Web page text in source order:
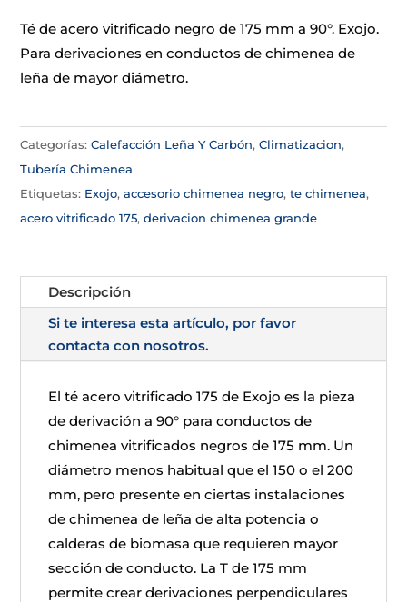
Té de acero vitrificado negro de 175 mm a 90°. Exojo.
Para derivaciones en conductos de chimenea de
leña de mayor diámetro.
Categorías:Calefacción Leña Y Carbón,Climatizacion,
Tubería Chimenea
Etiquetas: Exojo,accesorio chimenea negro,te chimenea,
acero vitrificado 175,derivacion chimenea grande
Descripción
Si te interesa esta artículo, por favor
contacta con nosotros.
El té acero vitrificado 175 de Exojo es la pieza
de derivación a 90° para conductos de
chimenea vitrificados negros de 175 mm. Un
diámetro menos habitual que el 150 o el 200
mm, pero presente en ciertas instalaciones
de chimenea de leña de alta potencia o
calderas de biomasa que requieren mayor
sección de conducto. La T de 175 mm
permite crear derivaciones perpendiculares